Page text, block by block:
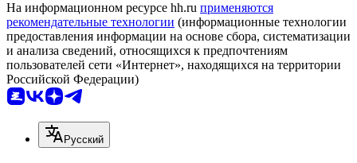
На информационном ресурсе hh.ru применяются
рекомендательные технологии (информационные технологии
предоставления информации на основе сбора, систематизации
и анализа сведений, относящихся к предпочтениям
пользователей сети «Интернет», находящихся на территории
Российской Федерации)
Русский